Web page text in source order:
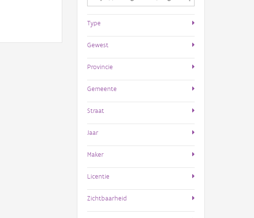
Type
Gewest
Provincie
Gemeente
Straat
Jaar
Maker
Licentie
Zichtbaarheid